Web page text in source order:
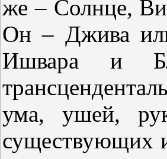
же – Солнце,
Он – Джива
Ишвара и
ума, ушей,
существующих